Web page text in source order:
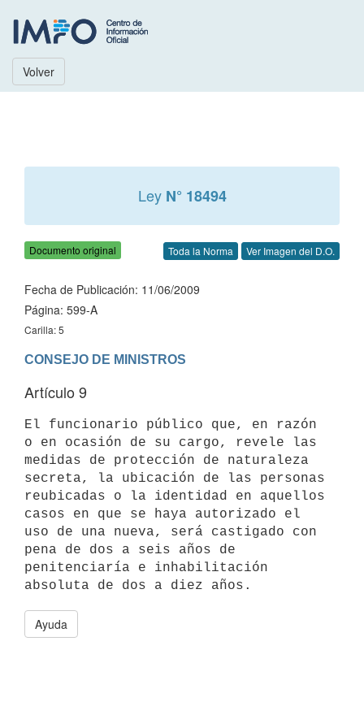
Volver
Ley N° 18494
Documento original Toda la Norma Ver Imagen del D.O.
Fecha de Publicación: 11/06/2009
Página: 599-A
Carilla: 5
CONSEJO DE MINISTROS
Artículo 9
El funcionario público que, en razón
o en ocasión de su cargo, revele las
medidas de protección de naturaleza
secreta, la ubicación de las personas
reubicadas o la identidad en aquellos
casos en que se haya autorizado el
uso de una nueva, será castigado con
pena de dos a seis años de
penitenciaría e inhabilitación
Ayuda